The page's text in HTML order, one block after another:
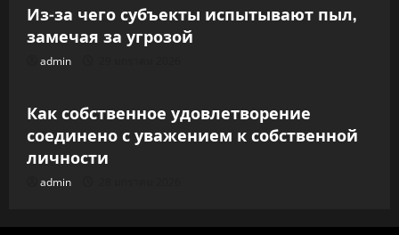
Из-за чего субъекты испытывают пыл,
замечая за угрозой
admin
Uncategorized
Как собственное удовлетворение
соединено с уважением к собственной
личности
admin